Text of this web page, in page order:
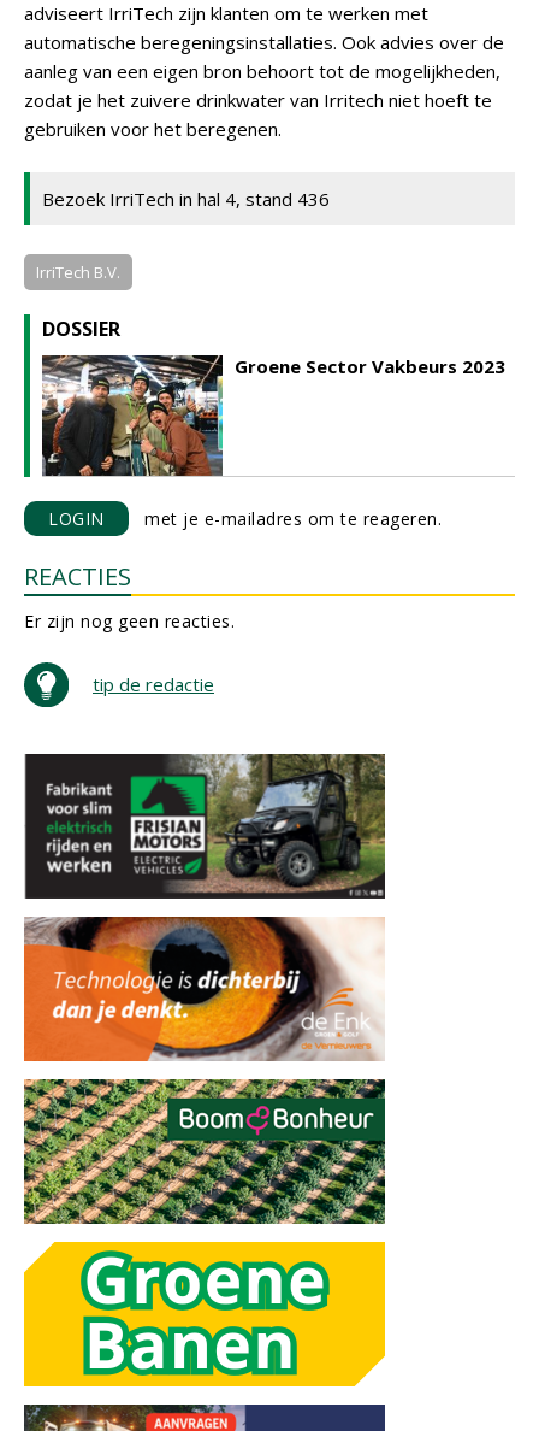
adviseert IrriTech zijn klanten om te werken met
automatische beregeningsinstallaties. Ook advies over de
aanleg van een eigen bron behoort tot de mogelijkheden,
zodat je het zuivere drinkwater van Irritech niet hoeft te
gebruiken voor het beregenen.
Bezoek IrriTech in hal 4, stand 436
IrriTech B.V.
DOSSIER
Groene Sector Vakbeurs 2023
LOGIN met je e-mailadres om te reageren.
REACTIES
Er zijn nog geen reacties.
tip de redactie